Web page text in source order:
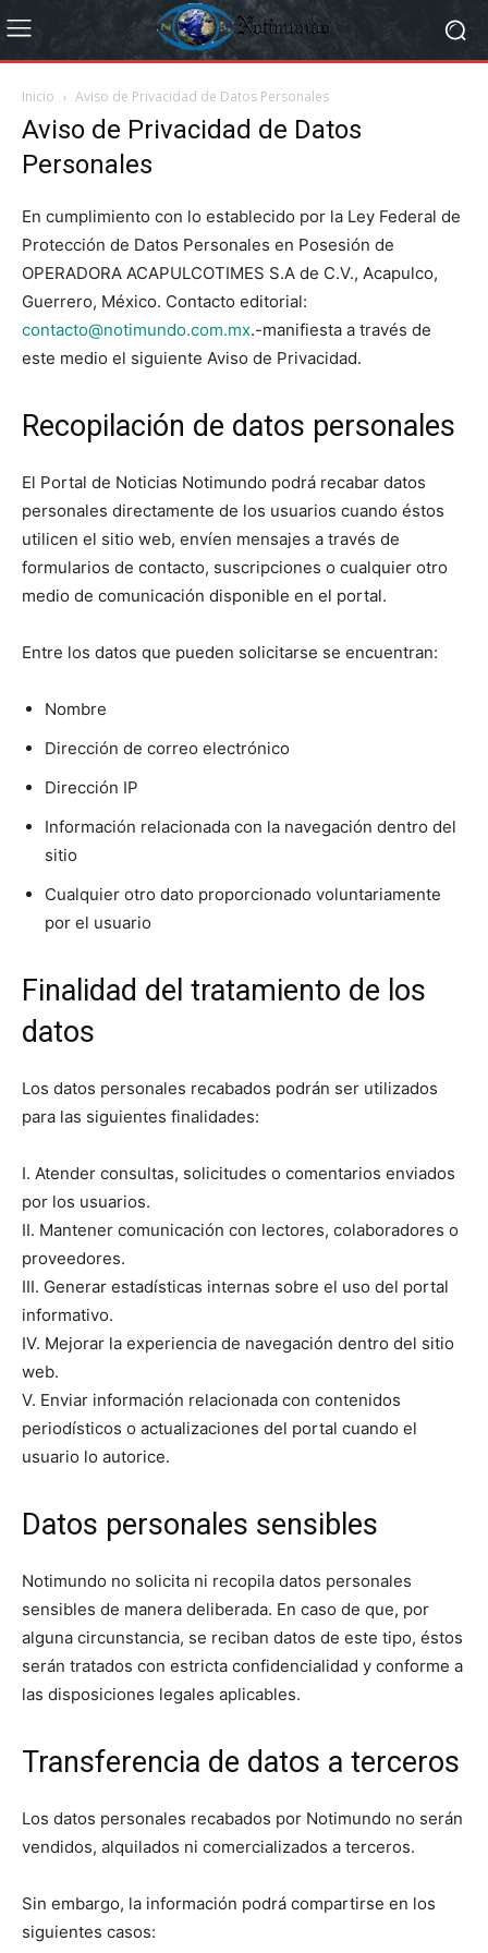
Inicio Aviso de Privacidad de Datos Personales
Aviso de Privacidad de Datos
Personales
En cumplimiento con lo establecido por la Ley Federal de
Protección de Datos Personales en Posesión de
OPERADORA ACAPULCOTIMES S.A de C.V., Acapulco,
Guerrero, México. Contacto editorial:
contacto@notimundo.com.mx.-manifiesta a través de
este medio el siguiente Aviso de Privacidad.
Recopilación de datos personales
El Portal de Noticias Notimundo podrá recabar datos
personales directamente de los usuarios cuando éstos
utilicen el sitio web, envíen mensajes a través de
formularios de contacto, suscripciones o cualquier otro
medio de comunicación disponible en el portal.
Entre los datos que pueden solicitarse se encuentran:
Nombre
Dirección de correo electrónico
Dirección IP
Información relacionada con la navegación dentro del
sitio
Cualquier otro dato proporcionado voluntariamente
por el usuario
Finalidad del tratamiento de los
datos
Los datos personales recabados podrán ser utilizados
para las siguientes finalidades:
I. Atender consultas, solicitudes o comentarios enviados
por los usuarios.
II. Mantener comunicación con lectores, colaboradores o
proveedores.
III. Generar estadísticas internas sobre el uso del portal
informativo.
IV. Mejorar la experiencia de navegación dentro del sitio
web.
V. Enviar información relacionada con contenidos
periodísticos o actualizaciones del portal cuando el
usuario lo autorice.
Datos personales sensibles
Notimundo no solicita ni recopila datos personales
sensibles de manera deliberada. En caso de que, por
alguna circunstancia, se reciban datos de este tipo, éstos
serán tratados con estricta confidencialidad y conforme a
las disposiciones legales aplicables.
Transferencia de datos a terceros
Los datos personales recabados por Notimundo no serán
vendidos, alquilados ni comercializados a terceros.
Sin embargo, la información podrá compartirse en los
siguientes casos: